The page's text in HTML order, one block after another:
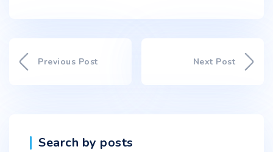
Previous Post Next Post
Search by posts